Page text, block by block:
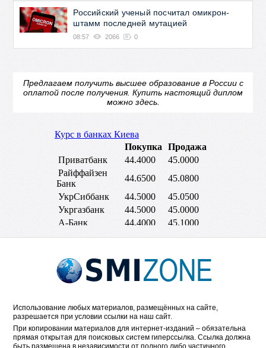
Российский ученый посчитал омикрон-
штамм последней мутацией
08:57 2066 0
Предлагаем получить высшее образование в России с
оплатой после получения. Купить настоящий диплом
можно здесь.
Использование любых материалов, размещённых на сайте,
разрешается при условии ссылки на наш сайт.
При копировании материалов для интернет-изданий – обязательна
прямая открытая для поисковых систем гиперссылка. Ссылка должна